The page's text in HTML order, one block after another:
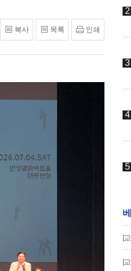
복사 목록 인쇄
[
[